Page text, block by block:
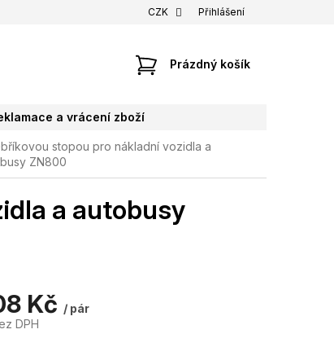
CZK Přihlášení
NÁKUPNÍ
Prázdný košík
a vrácení zboží
stopou pro nákladní vozidla a
ZN800
a autobusy
Kč / pár
DPH